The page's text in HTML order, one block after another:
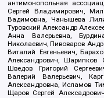
антимонопольная
Сергей Владимирович,
Вадимовна, Чанышева
Туровский Александр
Анна Валерьевна,
Николаевич, Пивоваров
Виталий Евгеньевич,
Александрович,
Шведов Григорий
Валерий Валерьевич,
Александровна, Исламов
Щаров Сергей